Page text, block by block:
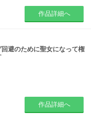
作品詳細へ
避のために聖女になって権
作品詳細へ